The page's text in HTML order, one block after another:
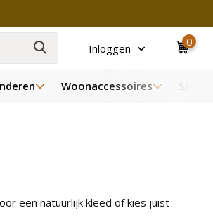
Inloggen 0
Woonaccessoires SALE
een natuurlijk kleed of kies juist